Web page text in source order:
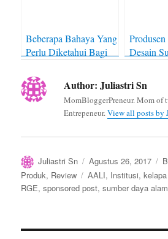
Beberapa Bahaya Yang
Perlu Diketahui Bagi
Desain
Author: Juliastri Sn
MomBloggerPreneur. Mom of
Entrepeneur.View all posts by
Author
Juliastri Sn
Posted
on
Agustus 26, 2017
Produk, Review Tags
AALI, Institusi,
RGE,sponsored post,sumber daya alam